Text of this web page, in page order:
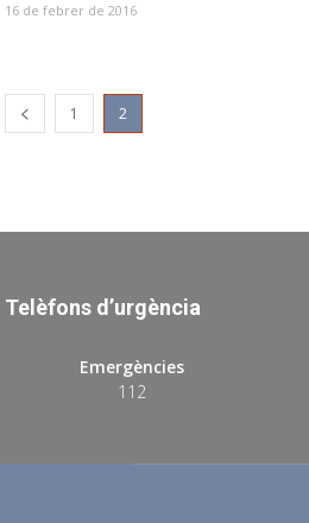
16 de febrer de 2016
1 2
Telèfons d’urgència
Emergències
112